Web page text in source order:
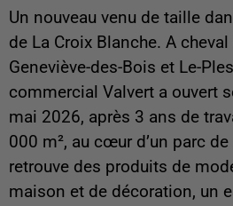
Un nouveau venu de taille
de La Croix Blanche. A
Geneviève-des-Bois et Le-
commercial Valvert a ouvert
mai 2026, après 3 ans de
000 m², au cœur d’un parc
retrouve des produits de
maison et de décoration, un